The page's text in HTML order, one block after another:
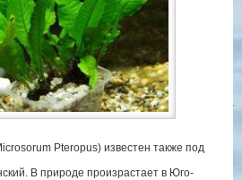
Pteropus) известен также под
В природе произрастает в Юго-